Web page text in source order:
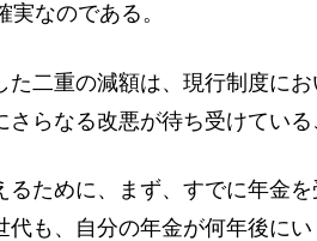
なのである。
二重の減額は、現行制度にお
らなる改悪が待ち受けている
るために、まず、すでに年金を
代も、自分の年金が何年後に